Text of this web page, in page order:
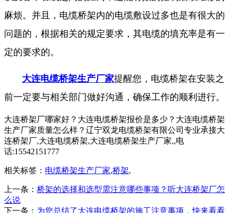
麻烦。并且，电缆桥架内的电缆敷设过多也是有很大的
问题的，根据相关的规定要求，其电缆的填充率是有一
定的要求的。
大连电缆桥架生产厂家提醒您，电缆桥架在安装之
前一定要与相关部门做好沟通，确保工作的顺利进行。
大连桥架厂哪家好？大连电缆桥架报价是多少？大连电缆桥架
生产厂家质量怎么样？辽宁双龙电缆桥架有限公司专业承接大
连桥架厂,大连电缆桥架,大连电缆桥架生产厂家,,电
话:15542151777
相关标签： 电缆桥架生产厂家,桥架,
上一条： 桥架的选择和选型需注意哪些事项？听大连桥架厂怎
么说
下一条： 为您总结了大连电缆桥架的施工注意事项，快来看看